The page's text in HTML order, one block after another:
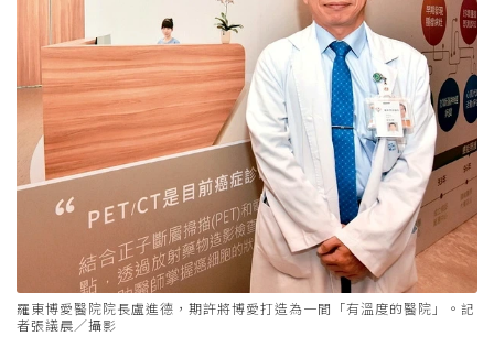
羅東博愛醫院院長盧進德，期許將博愛打造為一間「有溫度的醫院」。記
者張議晨／攝影